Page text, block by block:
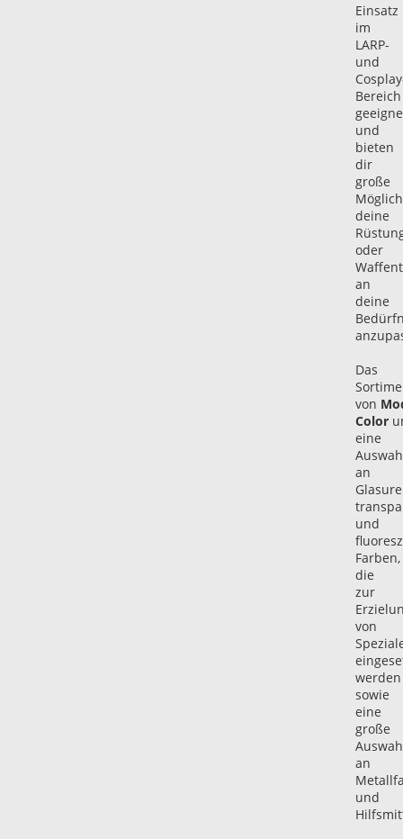
Einsatz
im
LARP-
und
Bereich
und
bieten
dir
große
deine
oder
an
deine
Das
von
Color
eine
an
und
Farben,
die
zur
von
werden
sowie
eine
große
an
und